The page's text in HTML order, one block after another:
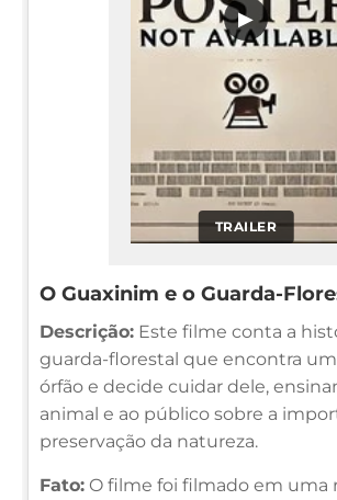
TRAILER
▶
O Guaxinim e o Guarda-
Descrição: Este filme conta a
guarda-florestal que encontra
órfão e decide cuidar dele,
animal e ao público sobre a
preservação da natureza.
Fato: O filme foi filmado em uma